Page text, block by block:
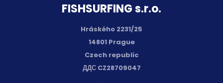
FISH­SURFING s.r.o.
Hráského 2231/25
14801 Prague
Czech republic
ДДС CZ28709047